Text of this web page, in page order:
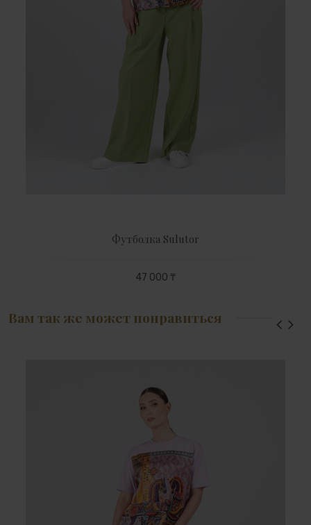
Футболка Sulutor
47 000 ₸
Вам так же может понравиться